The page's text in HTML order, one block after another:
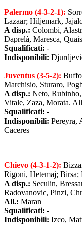
Palermo (4-3-2-1):
Lazaar; Hiljemark,
A disp.: Colombi,
Daprelà, Maresca,
Squalificati: -
Indisponibili:
Juventus (3-5-2):
Marchisio, Sturaro,
A disp.: Neto,
Vitale, Zaza, Morata.
Squalificati: -
Indisponibili: Pereyra,
Caceres
Chievo (4-3-1-2):
Rigoni, Hetemaj; Birsa;
A disp.: Seculin,
Radovanovic, Pinzi,
All.: Maran
Squalificati: -
Indisponibili: Izco,